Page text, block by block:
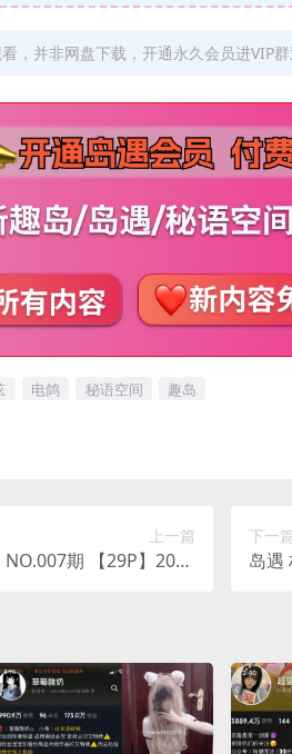
，并非网盘下载，开通永久会员进VIP群
电鸽 秘语空间 趣岛
上一篇
期 【29P】2025
下一
岛遇